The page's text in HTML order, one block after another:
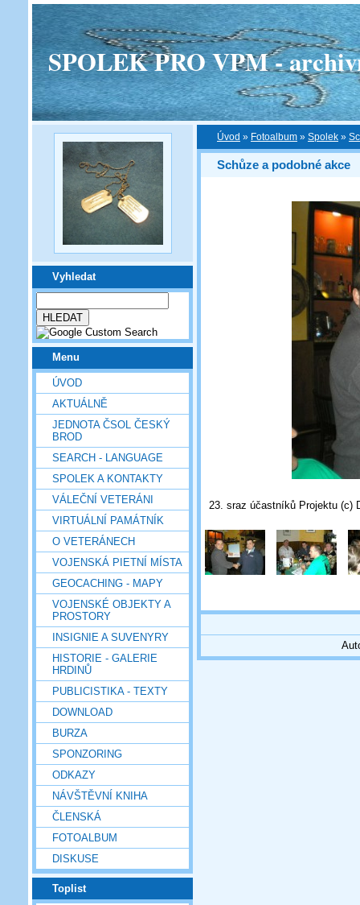
SPOLEK PRO VPM -
Vyhledat
Menu
ÚVOD
AKTUÁLNĚ
JEDNOTA ČSOL ČESKÝ
BROD
SEARCH - LANGUAGE
SPOLEK A KONTAKTY
VÁLEČNÍ VETERÁNI
VIRTUÁLNÍ PAMÁTNÍK
O VETERÁNECH
VOJENSKÁ PIETNÍ MÍSTA
GEOCACHING - MAPY
VOJENSKÉ OBJEKTY A
PROSTORY
INSIGNIE A SUVENYRY
HISTORIE - GALERIE
HRDINŮ
PUBLICISTIKA - TEXTY
DOWNLOAD
BURZA
SPONZORING
ODKAZY
NÁVŠTĚVNÍ KNIHA
ČLENSKÁ
FOTOALBUM
DISKUSE
Toplist
Úvod » Fotoalbum » Spolek »
Schůze a podobné akce
23. sraz účastníků Projektu (c)